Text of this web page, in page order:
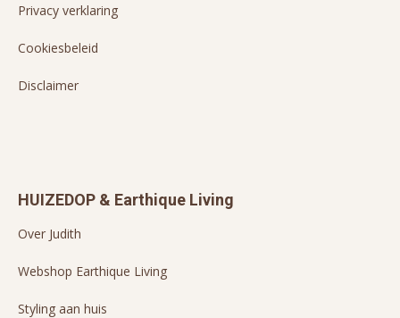
Privacy verklaring
Cookiesbeleid
Disclaimer
HUIZEDOP & Earthique Living
Over Judith
Webshop Earthique Living
Styling aan huis